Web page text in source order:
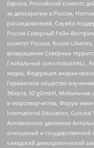
Европа, Российский комитет
за демократию в России,
расследователей, Служба
Россия Северный Рейн-
комитет России, Russie-
возвращение Северных
Глобальный союз IndustriALL,
медиа, Федерация
Германское общество
Эберта, XZ gGmbH, Мобильная
и миротворчества, Форум
International Education, Cultural
Антивоенное движение
отношений и
канадский демократический